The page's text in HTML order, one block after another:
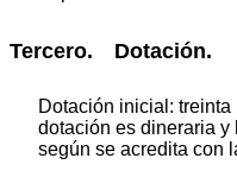
Tercero. Dotación.
Dotación inicial:
dotación es dineraria y
según se acredita con